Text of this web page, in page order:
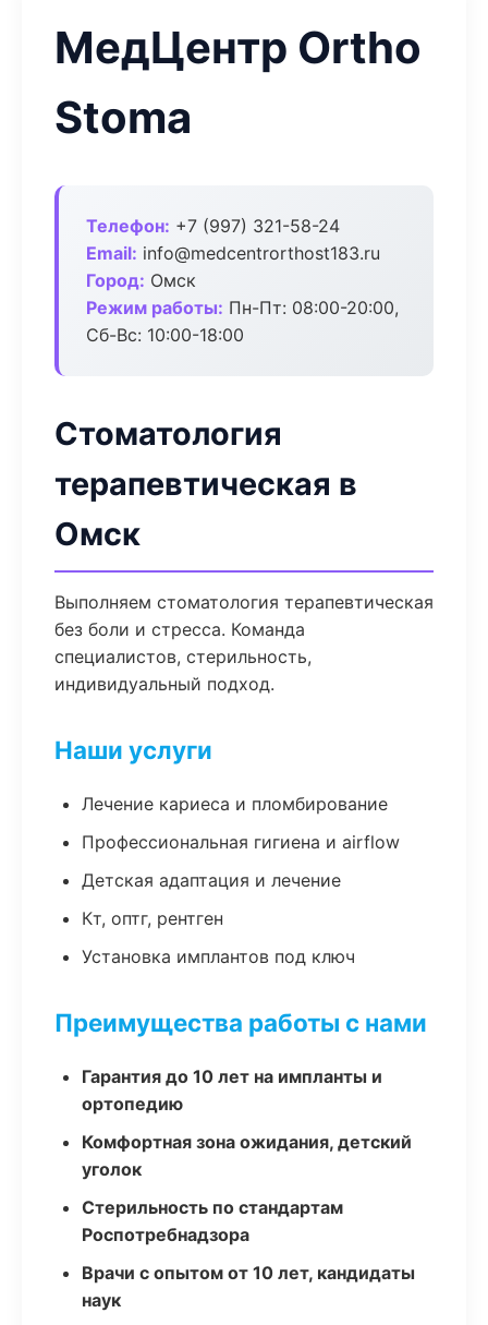
МедЦентр Ortho
Stoma
Телефон: +7 (997) 321-58-24
Email: info@medcentrorthost183.ru
Город: Омск
Режим работы: Пн-Пт: 08:00-20:00,
Сб-Вс: 10:00-18:00
Стоматология
терапевтическая в
Омск
Выполняем стоматология терапевтическая
без боли и стресса. Команда
специалистов, стерильность,
индивидуальный подход.
Наши услуги
Лечение кариеса и пломбирование
Профессиональная гигиена и airflow
Детская адаптация и лечение
Кт, оптг, рентген
Установка имплантов под ключ
Преимущества работы с нами
Гарантия до 10 лет на импланты и
ортопедию
Комфортная зона ожидания, детский
уголок
Стерильность по стандартам
Роспотребнадзора
Врачи с опытом от 10 лет, кандидаты
наук